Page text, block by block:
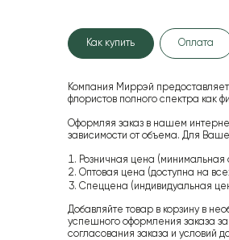
Как купить Оплата
Компания Миррэй
флористов полного спектра как
Оформляя заказ в нашем
зависимости от объема. Для
Розничная цена (минимальная
Оптовая цена (доступна на
Спеццена (индивидуальная
Добавляйте товар в корзину в
успешного оформления заказа
согласования заказа и условий